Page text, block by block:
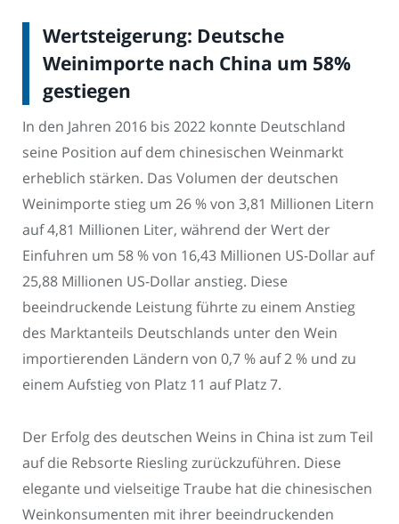
Wertsteigerung: Deutsche
Weinimporte nach China um 58%
gestiegen
In den Jahren 2016 bis 2022 konnte Deutschland
seine Position auf dem chinesischen Weinmarkt
erheblich stärken. Das Volumen der deutschen
Weinimporte stieg um 26 % von 3,81 Millionen Litern
auf 4,81 Millionen Liter, während der Wert der
Einfuhren um 58 % von 16,43 Millionen US-Dollar auf
25,88 Millionen US-Dollar anstieg. Diese
beeindruckende Leistung führte zu einem Anstieg
des Marktanteils Deutschlands unter den Wein
importierenden Ländern von 0,7 % auf 2 % und zu
einem Aufstieg von Platz 11 auf Platz 7.
Der Erfolg des deutschen Weins in China ist zum Teil
auf die Rebsorte Riesling zurückzuführen. Diese
elegante und vielseitige Traube hat die chinesischen
Weinkonsumenten mit ihrer beeindruckenden